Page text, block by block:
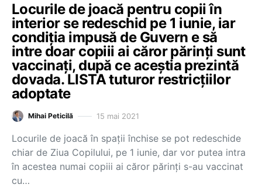
Locurile de joacă pentru copii în
interior se redeschid pe 1 iunie, iar
condiția impusă de Guvern e să
intre doar copiii ai căror părinți sunt
vaccinați, după ce aceștia prezintă
dovada. LISTA tuturor restricțiilor
adoptate
Mihai Peticilă 15 mai 2021
Locurile de joacă în spații închise se pot redeschide
chiar de Ziua Copilului, pe 1 iunie, dar vor putea intra
în acestea numai copiii ai căror părinți s-au vaccinat
cu…